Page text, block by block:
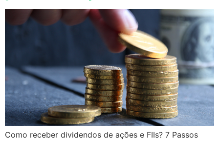
Como receber dividendos de ações e FIIs? 7 Passos